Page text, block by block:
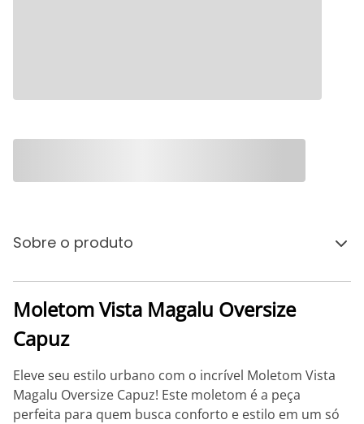
Sobre o produto
Moletom Vista Magalu Oversize
Capuz
Eleve seu estilo urbano com o incrível Moletom Vista
Magalu Oversize Capuz! Este moletom é a peça
perfeita para quem busca conforto e estilo em um só